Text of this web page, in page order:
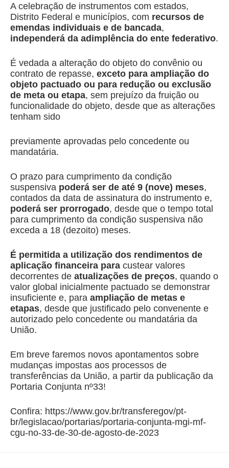
A celebração de instrumentos com estados,
Distrito Federal e municípios, com recursos de
emendas individuais e de bancada,
independerá da adimplência do ente federativo.
É vedada a alteração do objeto do convênio ou
contrato de repasse, exceto para ampliação do
objeto pactuado ou para redução ou exclusão
de meta ou etapa, sem prejuízo da fruição ou
funcionalidade do objeto, desde que as alterações
tenham sido
previamente aprovadas pelo concedente ou
mandatária.
O prazo para cumprimento da condição
suspensiva poderá ser de até 9 (nove) meses,
contados da data de assinatura do instrumento e,
poderá ser prorrogado, desde que o tempo total
para cumprimento da condição suspensiva não
exceda a 18 (dezoito) meses.
É permitida a utilização dos rendimentos de
aplicação financeira para custear valores
decorrentes de atualizações de preços, quando o
valor global inicialmente pactuado se demonstrar
insuficiente e, para ampliação de metas e
etapas, desde que justificado pelo convenente e
autorizado pelo concedente ou mandatária da
União.
Em breve faremos novos apontamentos sobre
mudanças impostas aos processos de
transferências da União, a partir da publicação da
Portaria Conjunta nº33!
Confira: https://www.gov.br/transferegov/pt-
br/legislacao/portarias/portaria-conjunta-mgi-mf-
cgu-no-33-de-30-de-agosto-de-2023